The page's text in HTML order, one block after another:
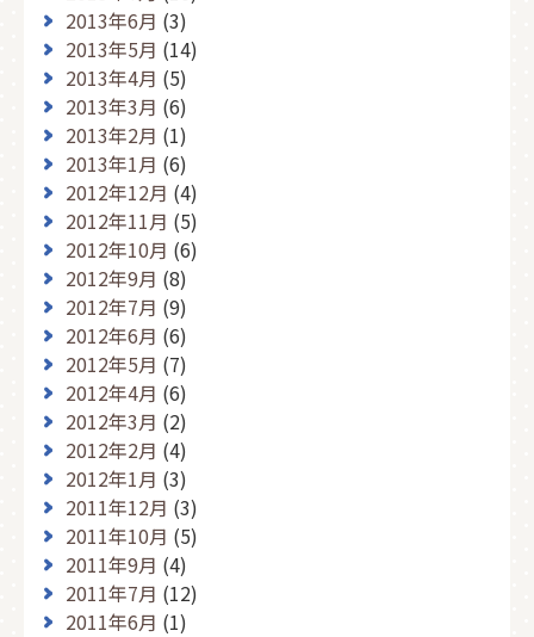
2013年6月 (3)
2013年5月 (14)
2013年4月 (5)
2013年3月 (6)
2013年2月 (1)
2013年1月 (6)
2012年12月 (4)
2012年11月 (5)
2012年10月 (6)
2012年9月 (8)
2012年7月 (9)
2012年6月 (6)
2012年5月 (7)
2012年4月 (6)
2012年3月 (2)
2012年2月 (4)
2012年1月 (3)
2011年12月 (3)
2011年10月 (5)
2011年9月 (4)
2011年7月 (12)
2011年6月 (1)